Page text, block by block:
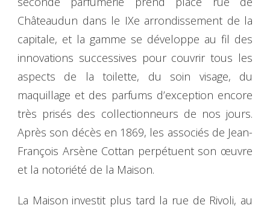
Châteaudun dans le IXe arrondissement de la
capitale, et la gamme se développe au fil des
innovations successives pour couvrir tous les
aspects de la toilette, du soin visage, du
maquillage et des parfums d’exception encore
très prisés des collectionneurs de nos jours.
Après son décès en 1869, les associés de Jean-
François Arsène Cottan perpétuent son œuvre
et la notoriété de la Maison.
La Maison investit plus tard la rue de Rivoli, au